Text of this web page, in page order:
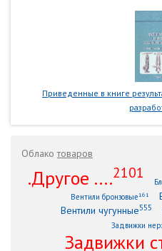
Приведенные в книге
Облакотоваров
.Другое ....2101
Вентили бронзовые161
Вентили чугунные555
Задвижки
Задвижки